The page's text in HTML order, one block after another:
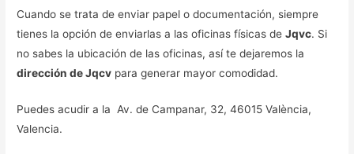
Cuando se trata de enviar papel o documentación, siempre
tienes la opción de enviarlas a las oficinas físicas deJqvc. Si
no sabes la ubicación de las oficinas, así te dejaremos la
dirección de Jqcv para generar mayor comodidad.
Puedes acudir a la Av. de Campanar, 32, 46015 València,
Valencia.